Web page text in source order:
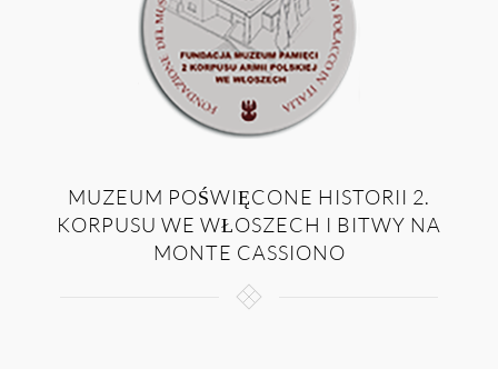
MUZEUM POŚWIĘCONE HISTORII 2.
KORPUSU WE WŁOSZECH I BITWY NA
MONTE CASSIONO